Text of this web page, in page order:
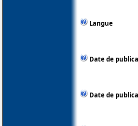
Langue
Date de
Date de